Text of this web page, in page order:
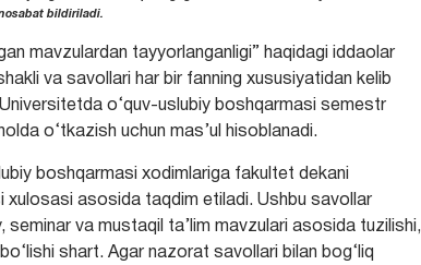
bildiriladi.
mavzulardan tayyorlanganligi” haqidagi iddaolar
va savollari har bir fanning xususiyatidan kelib
o‘quv-uslubiy boshqarmasi semestr
o‘tkazish uchun mas’ul hisoblanadi.
boshqarmasi xodimlariga fakultet dekani
asosida taqdim etiladi. Ushbu savollar
seminar va mustaqil ta’lim mavzulari asosida tuzilishi,
shart. Agar nazorat savollari bilan bog‘liq